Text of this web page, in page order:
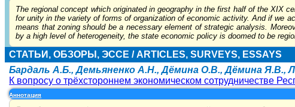
The regional concept which originated in geography in the first half of the XIX
for unity in the variety of forms of organization of economic activity. And if we
means that zoning should be a necessary element of strategic analysis.
by a high level of heterogeneity, the state economic policy is doomed to be
СТАТЬИ, ОБЗОРЫ, ЭССЕ / ARTICLES, SURVEYS, ESSAYS
Бардаль А.Б., Демьяненко А.Н., Дёмина О.В., Дёмина Я.В.,
К вопросу о трёхстороннем экономическом сотрудничестве
Аннотация